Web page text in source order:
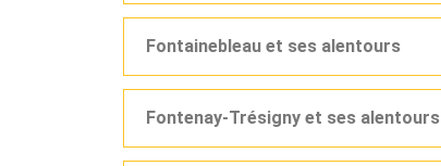
Fontainebleau et ses alentours
Fontenay-Trésigny et ses alentours